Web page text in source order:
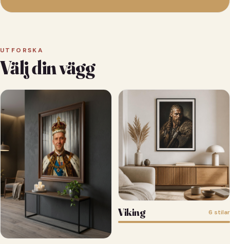
UTFORSKA
Välj din vägg
Viking 6 stilar